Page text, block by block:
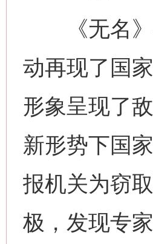
《无名》
动再现了国
形象呈现了
新形势下国
报机关为窃
极，发现专